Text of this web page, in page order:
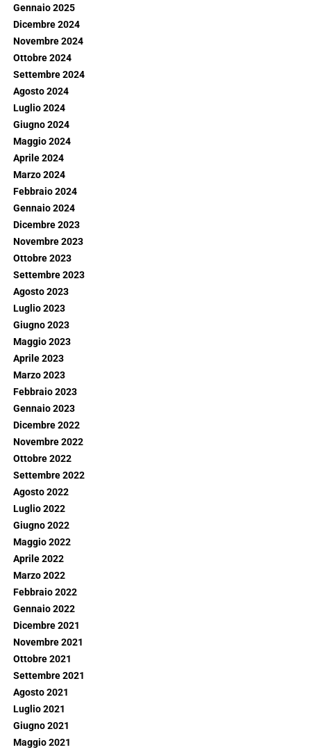
Gennaio 2025
Dicembre 2024
Novembre 2024
Ottobre 2024
Settembre 2024
Agosto 2024
Luglio 2024
Giugno 2024
Maggio 2024
Aprile 2024
Marzo 2024
Febbraio 2024
Gennaio 2024
Dicembre 2023
Novembre 2023
Ottobre 2023
Settembre 2023
Agosto 2023
Luglio 2023
Giugno 2023
Maggio 2023
Aprile 2023
Marzo 2023
Febbraio 2023
Gennaio 2023
Dicembre 2022
Novembre 2022
Ottobre 2022
Settembre 2022
Agosto 2022
Luglio 2022
Giugno 2022
Maggio 2022
Aprile 2022
Marzo 2022
Febbraio 2022
Gennaio 2022
Dicembre 2021
Novembre 2021
Ottobre 2021
Settembre 2021
Agosto 2021
Luglio 2021
Giugno 2021
Maggio 2021